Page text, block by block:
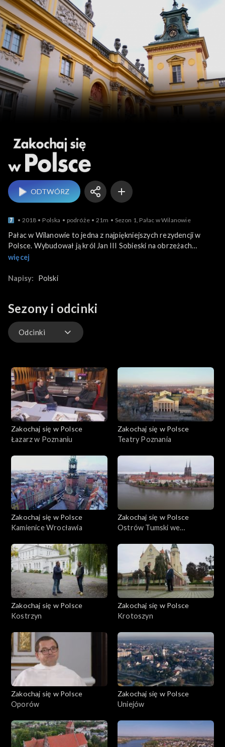
Zakochaj się w Polsce
ODTWÓRZ
2018 Polska podróże 21m Sezon 1, Pałac w Wilanowie
Pałac w Wilanowie to jedna z najpiękniejszych rezydencji w
Polsce. Wybudował ją król Jan III Sobieski na obrzeżach
Warszawy, by uciec od zgiełku stolicy. Imponującą budowlę,
doby baroku. Pałac nazywany jest Monumentum Sobiescianum
więcej
Napisy: Polski
Sezony i odcinki
Odcinki
Zakochaj się w Polsce
Łazarz w Poznaniu
Zakochaj się w Polsce
Teatry Poznania
Zakochaj się w Polsce
Kamienice Wrocławia
Zakochaj się w Polsce
Ostrów Tumski we
Zakochaj się w Polsce
Kostrzyn
Zakochaj się w Polsce
Krotoszyn
Zakochaj się w Polsce
Oporów
Zakochaj się w Polsce
Uniejów